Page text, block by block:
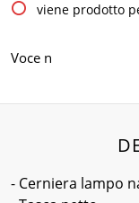
viene prodotto
Voce n
- Cerniera lampo